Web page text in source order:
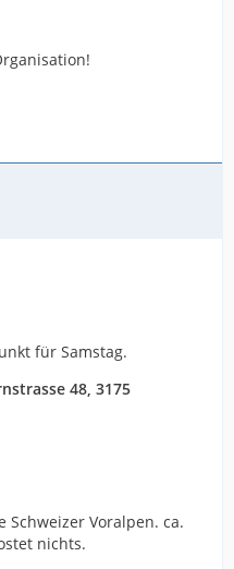
für Samstag.
48, 3175
Voralpen. ca.
nichts.